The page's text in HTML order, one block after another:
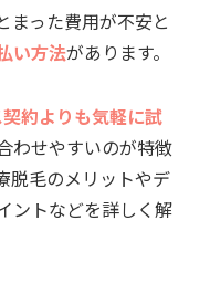
まった費用が不安と
い方法があります。
契約よりも気軽に試
わせやすいのが特徴
脱毛のメリットやデ
ントなどを詳しく解